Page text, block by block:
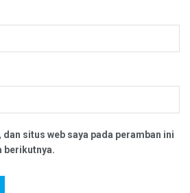
situs web saya pada peramban ini
berikutnya.